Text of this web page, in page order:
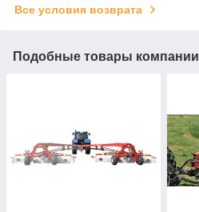
Все условия возврата
Подобные товары компании